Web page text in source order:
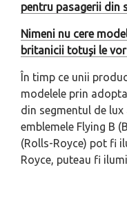
pentru pasagerii din
Nimeni nu cere
britanicii totuși le
În timp ce unii
modelele prin
din segmentul de
emblemele Flying B
(Rolls-Royce) pot fi
Royce, puteau fi